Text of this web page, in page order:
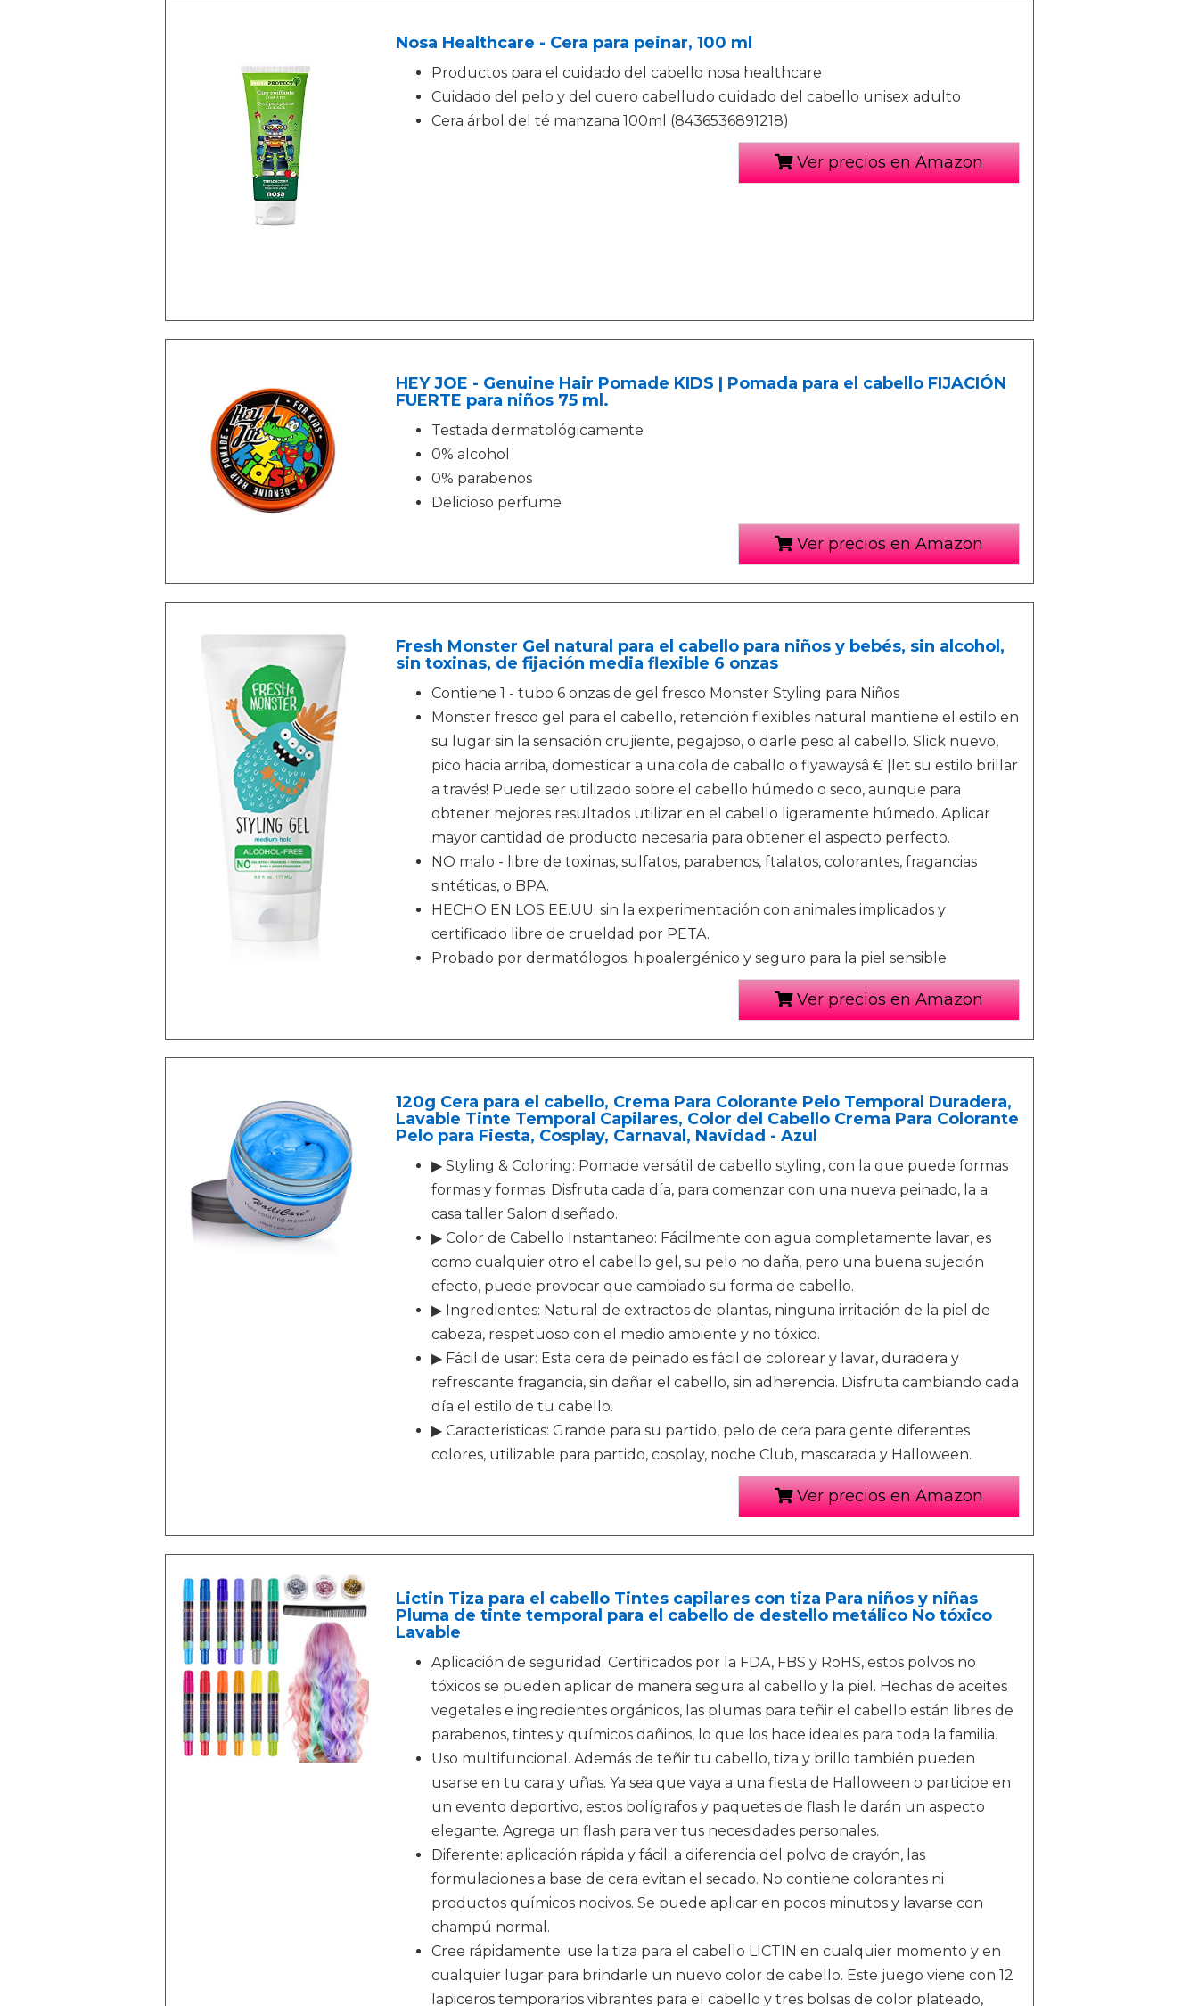
Nosa Healthcare - Cera para peinar, 100 ml
Productos para el cuidado del cabello nosa healthcare
Cuidado del pelo y del cuero cabelludo cuidado del cabello unisex adulto
Cera árbol del té manzana 100ml (8436536891218)
Ver precios en Amazon
HEY JOE - Genuine Hair Pomade KIDS | Pomada para el cabello FIJACIÓN
FUERTE para niños 75 ml.
Testada dermatológicamente
0% alcohol
0% parabenos
Delicioso perfume
Ver precios en Amazon
Fresh Monster Gel natural para el cabello para niños y bebés, sin alcohol,
sin toxinas, de fijación media flexible 6 onzas
Contiene 1 - tubo 6 onzas de gel fresco Monster Styling para Niños
Monster fresco gel para el cabello, retención flexibles natural mantiene el estilo en
su lugar sin la sensación crujiente, pegajoso, o darle peso al cabello. Slick nuevo,
pico hacia arriba, domesticar a una cola de caballo o flyawaysâ € |let su estilo brillar
a través! Puede ser utilizado sobre el cabello húmedo o seco, aunque para
obtener mejores resultados utilizar en el cabello ligeramente húmedo. Aplicar
mayor cantidad de producto necesaria para obtener el aspecto perfecto.
NO malo - libre de toxinas, sulfatos, parabenos, ftalatos, colorantes, fragancias
sintéticas, o BPA.
HECHO EN LOS EE.UU. sin la experimentación con animales implicados y
certificado libre de crueldad por PETA.
Probado por dermatólogos: hipoalergénico y seguro para la piel sensible
Ver precios en Amazon
120g Cera para el cabello, Crema Para Colorante Pelo Temporal Duradera,
Lavable Tinte Temporal Capilares, Color del Cabello Crema Para Colorante
Pelo para Fiesta, Cosplay, Carnaval, Navidad - Azul
▶ Styling & Coloring: Pomade versátil de cabello styling, con la que puede formas
formas y formas. Disfruta cada día, para comenzar con una nueva peinado, la a
casa taller Salon diseñado.
▶ Color de Cabello Instantaneo: Fácilmente con agua completamente lavar, es
como cualquier otro el cabello gel, su pelo no daña, pero una buena sujeción
efecto, puede provocar que cambiado su forma de cabello.
▶ Ingredientes: Natural de extractos de plantas, ninguna irritación de la piel de
cabeza, respetuoso con el medio ambiente y no tóxico.
▶ Fácil de usar: Esta cera de peinado es fácil de colorear y lavar, duradera y
refrescante fragancia, sin dañar el cabello, sin adherencia. Disfruta cambiando cada
día el estilo de tu cabello.
▶ Caracteristicas: Grande para su partido, pelo de cera para gente diferentes
colores, utilizable para partido, cosplay, noche Club, mascarada y Halloween.
Ver precios en Amazon
Lictin Tiza para el cabello Tintes capilares con tiza Para niños y niñas
Pluma de tinte temporal para el cabello de destello metálico No tóxico
Lavable
Aplicación de seguridad. Certificados por la FDA, FBS y RoHS, estos polvos no
tóxicos se pueden aplicar de manera segura al cabello y la piel. Hechas de aceites
vegetales e ingredientes orgánicos, las plumas para teñir el cabello están libres de
parabenos, tintes y químicos dañinos, lo que los hace ideales para toda la familia.
Uso multifuncional. Además de teñir tu cabello, tiza y brillo también pueden
usarse en tu cara y uñas. Ya sea que vaya a una fiesta de Halloween o participe en
un evento deportivo, estos bolígrafos y paquetes de flash le darán un aspecto
elegante. Agrega un flash para ver tus necesidades personales.
Diferente: aplicación rápida y fácil: a diferencia del polvo de crayón, las
formulaciones a base de cera evitan el secado. No contiene colorantes ni
productos químicos nocivos. Se puede aplicar en pocos minutos y lavarse con
champú normal.
Cree rápidamente: use la tiza para el cabello LICTIN en cualquier momento y en
cualquier lugar para brindarle un nuevo color de cabello. Este juego viene con 12
lapiceros temporarios vibrantes para el cabello y tres bolsas de color plateado,